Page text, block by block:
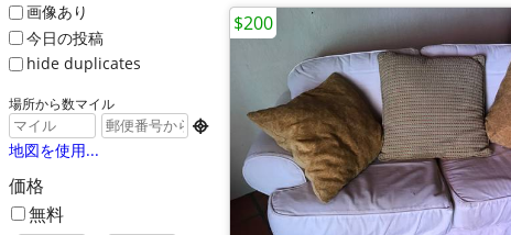
画像あり
今日の投稿
hide duplicates
場所から数マイル

地図を使用...
価格
無料
$200